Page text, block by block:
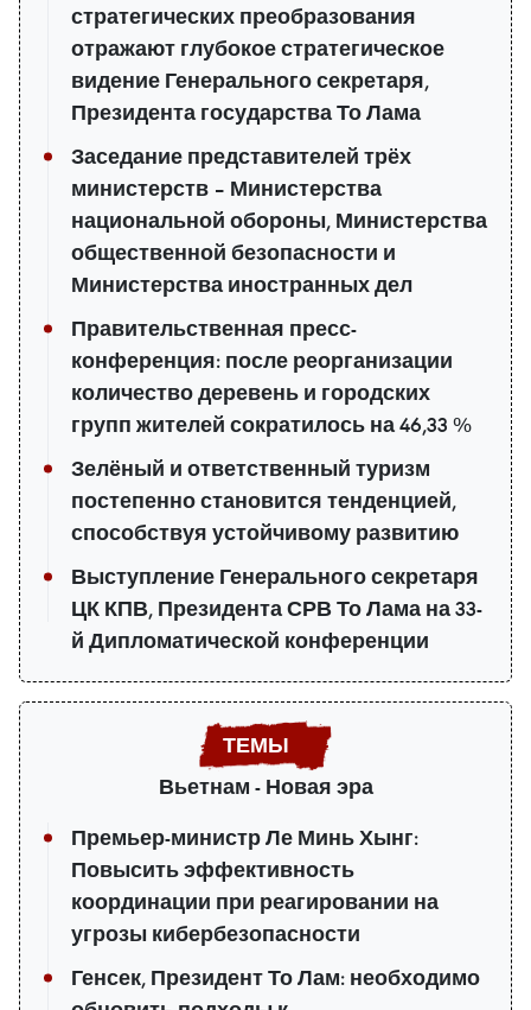
стратегических преобразования
отражают глубокое стратегическое
видение Генерального секретаря,
Президента государства То Лама
Заседание представителей трёх
министерств – Министерства
национальной обороны, Министерства
общественной безопасности и
Министерства иностранных дел
Правительственная пресс-
конференция: после реорганизации
количество деревень и городских
групп жителей сократилось на 46,33 %
Зелёный и ответственный туризм
постепенно становится тенденцией,
способствуя устойчивому развитию
Выступление Генерального секретаря
ЦК КПВ, Президента СРВ То Лама на 33-
й Дипломатической конференции
Вьетнам - Новая эра
Премьер-министр Ле Минь Хынг:
Повысить эффективность
координации при реагировании на
угрозы кибербезопасности
Генсек, Президент То Лам: необходимо